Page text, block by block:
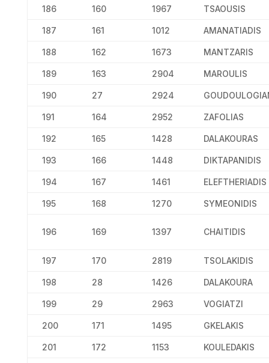
186 160 1967 TSAOUSIS
187 161 1012 AMANATIADIS
188 162 1673 MANTZARIS
189 163 2904 MAROULIS
190 27 2924
191 164 2952 ZAFOLIAS
192 165 1428 DALAKOURAS
193 166 1448 DIKTAPANIDIS
194 167 1461 ELEFTHERIADIS
195 168 1270 SYMEONIDIS
196 169 1397 CHAITIDIS
197 170 2819 TSOLAKIDIS
198 28 1426 DALAKOURA
199 29 2963 VOGIATZI
200 171 1495 GKELAKIS
201 172 1153 KOULEDAKIS